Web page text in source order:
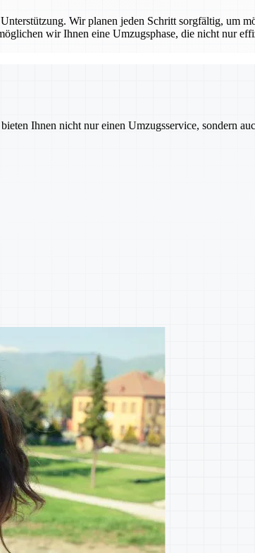
Wir planen jeden Schritt sorgfältig, um
wir Ihnen eine Umzugsphase, die nicht nur
Ihnen nicht nur einen Umzugsservice, sondern